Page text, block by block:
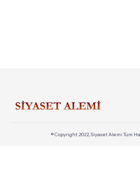
© Copyright 2022, Siyaset Alemi Tüm